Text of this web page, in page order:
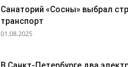
Санаторий «Сосны» выбрал
транспорт
01.08.2025
В Санкт-Петербурге два